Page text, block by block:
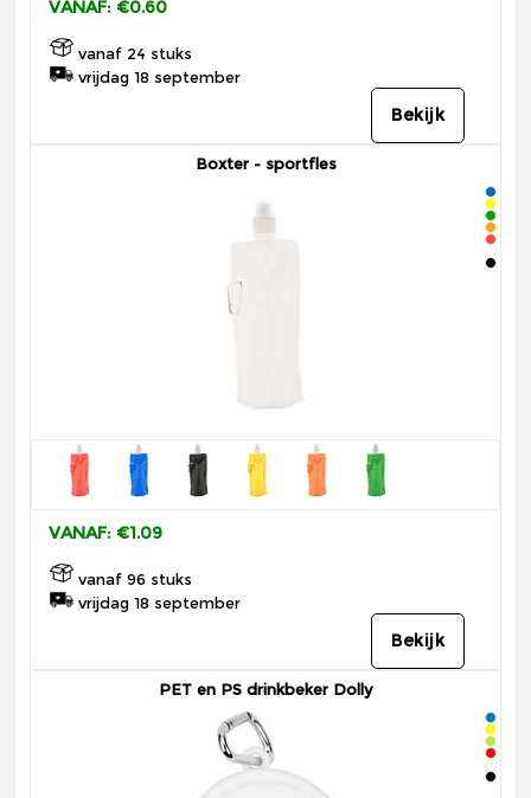
VANAF: €0.60
vanaf 24 stuks
vrijdag 18 september
Bekijk
Boxter - sportfles
VANAF: €1.09
vanaf 96 stuks
vrijdag 18 september
Bekijk
PET en PS drinkbeker Dolly